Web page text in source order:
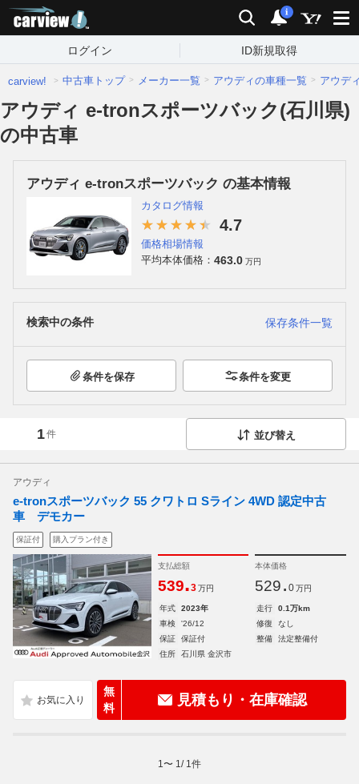
検索 通知
i
ログイン ID新規取得
carview! 中古車トップ メーカー一覧 アウディの車種一覧 アウデ
アウディ e-tronスポーツバック(石川県)
の中古車
アウディ e-tronスポーツバック の基本情報
カタログ情報
4.7
価格相場情報
平均本体価格： 463.0 万円
検索中の条件 保存条件一覧
条件を保存 条件を変更
1件 並び替え
アウディ
e-tronスポーツバック 55 クワトロ Sライン 4WD 認定中古
車 デモカー
保証付 購入プラン付き
支払総額
539.3 万円
本体価格
529. 0 万円
年式 2023年 走行
0.1万km
車検
'26/12 修復
なし
保証
保証付 整備
法定整備付
住所
石川県 金沢市
無
料
見積もり・在庫確認
1 〜 1 / 1 件